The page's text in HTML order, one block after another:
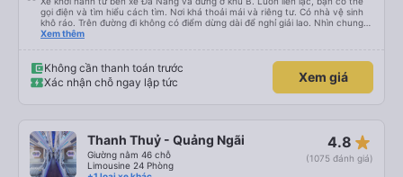
gọi điện và tìm hiểu cách tìm. Nơi khá thoải mái và riêng tư. Có nhà vệ sinh
khô ráo. Trên đường đi không có điểm dừng dài để nghỉ giải lao. Nhìn chung
mọi thứ đều tuyệt vời.
Xem thêm
Không cần thanh toán trước
Xác nhận chỗ ngay lập tức
Xem giá
Thanh Thuỷ - Quảng Ngãi
Giường nằm 46 chỗ
Limousine 24 Phòng
4.8 star_rate
(1075 đánh giá)